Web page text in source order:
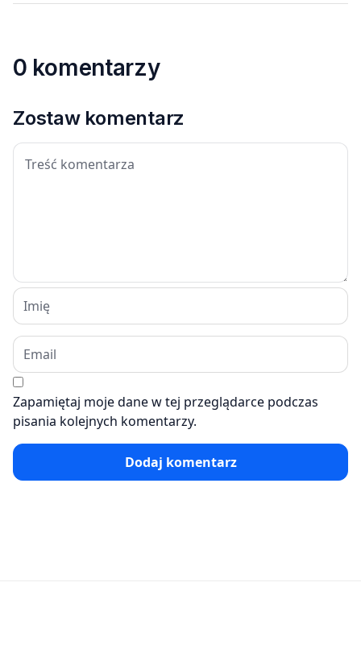
0 komentarzy
Zostaw komentarz
Zapamiętaj moje dane w tej przeglądarce podczas
pisania kolejnych komentarzy.
Dodaj komentarz